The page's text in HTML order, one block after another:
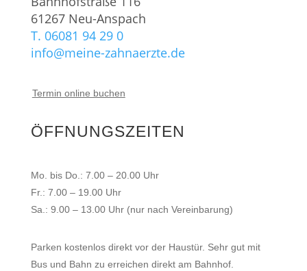
61267 Neu-Anspach
T. 06081 94 29 0
info@meine-zahnaerzte.de
Termin online buchen
ÖFFNUNGSZEITEN
Mo. bis Do.: 7.00 – 20.00 Uhr
Fr.: 7.00 – 19.00 Uhr
Sa.: 9.00 – 13.00 Uhr (nur nach Vereinbarung)
Parken kostenlos direkt vor der Haustür. Sehr gut mit
Bus und Bahn zu erreichen direkt am Bahnhof.